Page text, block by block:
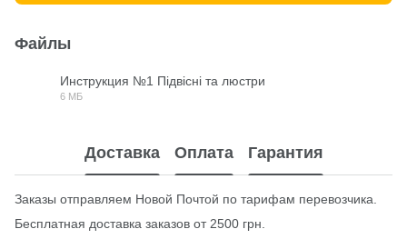
Файлы
Инструкция №1 Підвісні та люстри
6 МБ
Доставка Оплата Гарантия
Заказы отправляем Новой Почтой по тарифам перевозчика.
Бесплатная доставка заказов от 2500 грн.